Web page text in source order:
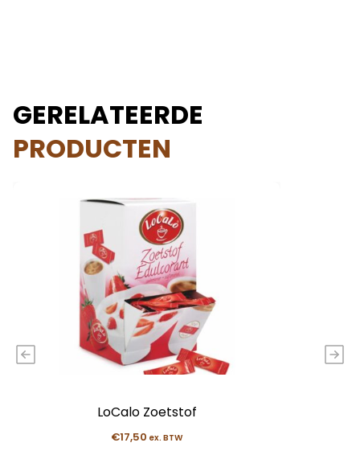
GERELATEERDE
PRODUCTEN
LoCalo Zoetstof
€17,50 ex. BTW